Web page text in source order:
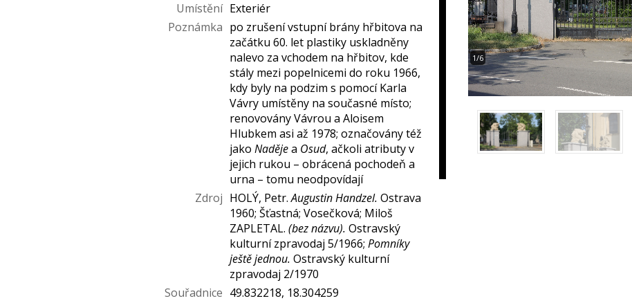
Umístění Exteriér
Poznámka po zrušení vstupní brány hřbitova na
začátku 60. let plastiky uskladněny
nalevo za vchodem na hřbitov, kde
stály mezi popelnicemi do roku 1966,
kdy byly na podzim s pomocí Karla
Vávry umístěny na současné místo;
renovovány Vávrou a Aloisem
Hlubkem asi až 1978; označovány též
jako Nadějea Osud, ačkoli atributy v
jejich rukou – obrácená pochodeň a
urna – tomu neodpovídají
Zdroj HOLÝ, Petr.Augustin Handzel. Ostrava
1960; Šťastná; Vosečková; Miloš
ZAPLETAL. (bez názvu). Ostravský
kulturní zpravodaj 5/1966; Pomníky
ještě jednou. Ostravský kulturní
zpravodaj 2/1970
Souřadnice 49.832218, 18.304259
1/6